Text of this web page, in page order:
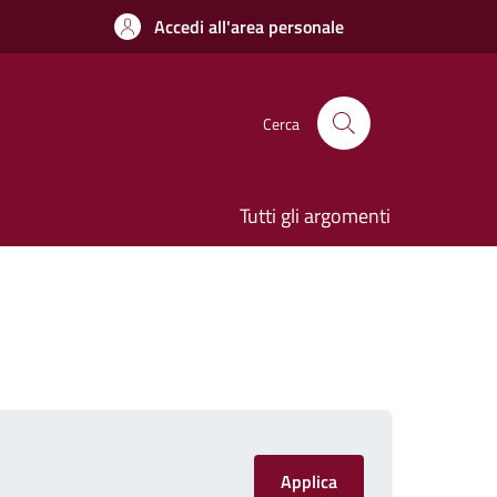
Accedi all'area personale
Cerca
Tutti gli argomenti